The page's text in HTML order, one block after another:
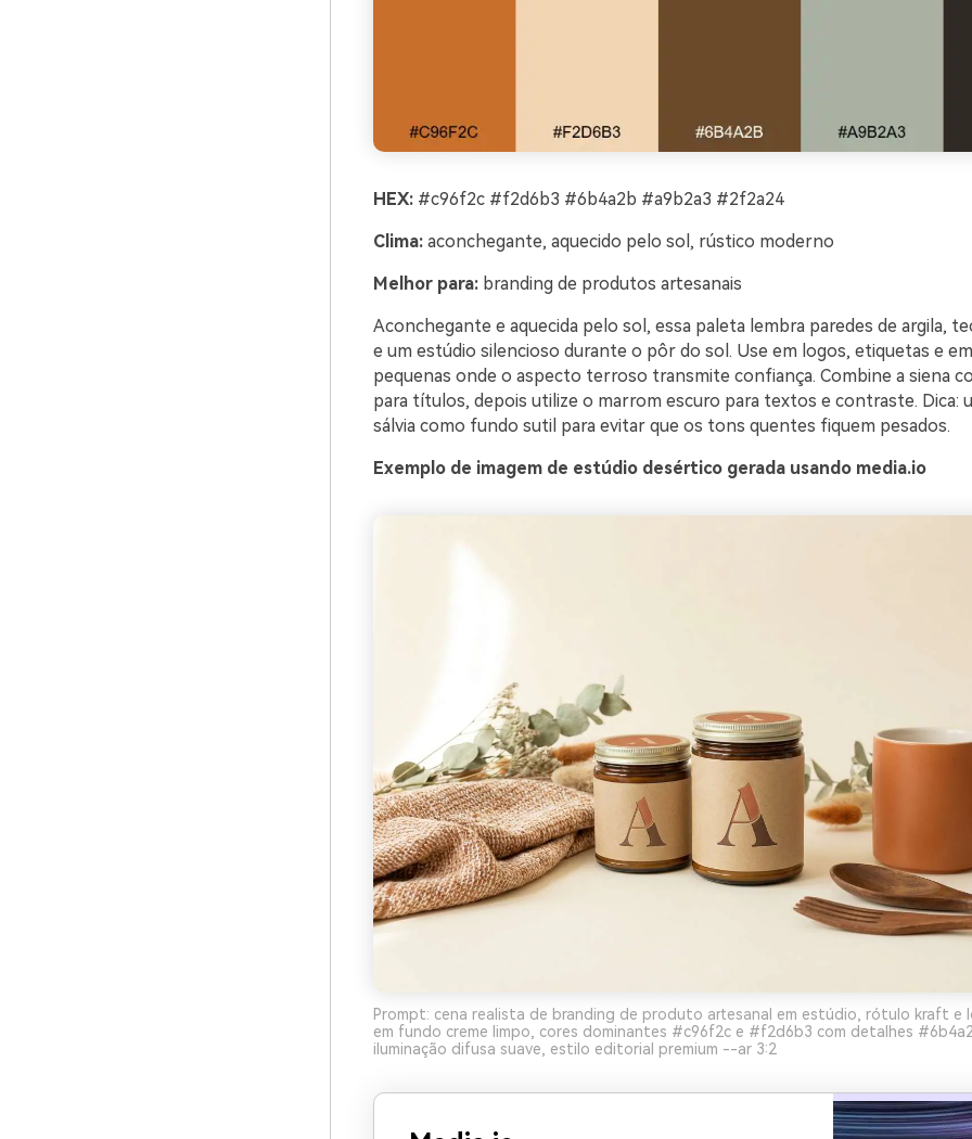
HEX:#c96f2c #f2d6b3 #6b4a2b #a9b2a3 #2f2a24
Clima:aconchegante, aquecido pelo sol, rústico moderno
Melhor para:branding de produtos artesanais
Aconchegante e aquecida pelo sol, essa paleta lembra paredes de argila,
e um estúdio silencioso durante o pôr do sol. Use em logos, etiquetas e
pequenas onde o aspecto terroso transmite confiança. Combine a siena
para títulos, depois utilize o marrom escuro para textos e contraste. Dica:
sálvia como fundo sutil para evitar que os tons quentes fiquem pesados.
Exemplo de imagem de estúdio desértico gerada usando media.io
Prompt: cena realista de branding de produto artesanal em estúdio, rótulo kraft e
em fundo creme limpo, cores dominantes #c96f2c e #f2d6b3 com detalhes
iluminação difusa suave, estilo editorial premium --ar 3:2